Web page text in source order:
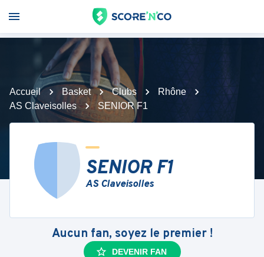
Accueil Basket Clubs
Rhône
AS Claveisolles
SENIOR F1
SENIOR F1
AS Claveisolles
Aucun fan, soyez le premier !
DEVENIR FAN